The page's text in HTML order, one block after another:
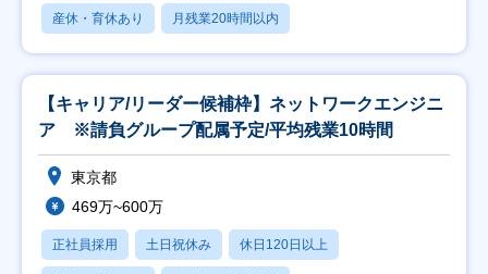
産休・育休あり 月残業20時間以内
【キャリア/リーダー候補枠】ネットワークエンジニ
ア ※請負グループ配属予定/平均残業10時間
東京都
469万~600万
正社員採用 土日祝休み 休日120日以上